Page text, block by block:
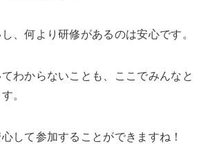
、何より研修があるのは安心です。
わからないことも、ここでみんなと
。
して参加することができますね！